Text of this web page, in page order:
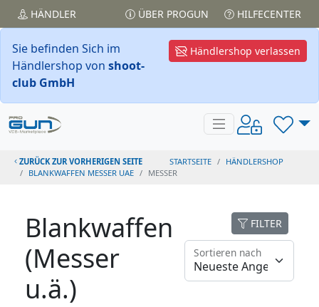
HÄNDLER ÜBER PROGUN HILFECENTER
Händlershop verlassen
Sie befinden Sich im
Händlershop von shoot-
club GmbH
ZURÜCK ZUR VORHERIGEN SEITE STARTSEITE
HÄNDLERSHOP
BLANKWAFFEN MESSER UAE
MESSER
Blankwaffen
(Messer
u.ä.)
FILTER
Sortieren nach